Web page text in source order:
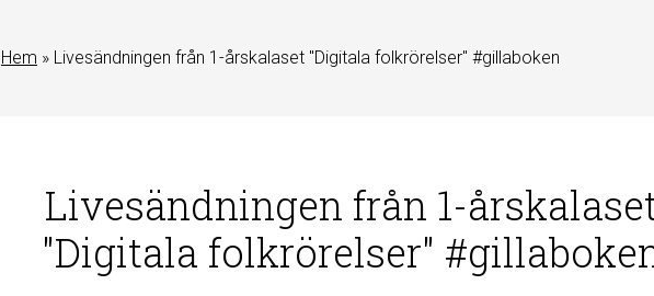
Hem » Livesändningen från 1-årskalaset "Digitala folkrörelser" #gillaboken
Livesändningen från 1-
"Digitala folkrörelser"